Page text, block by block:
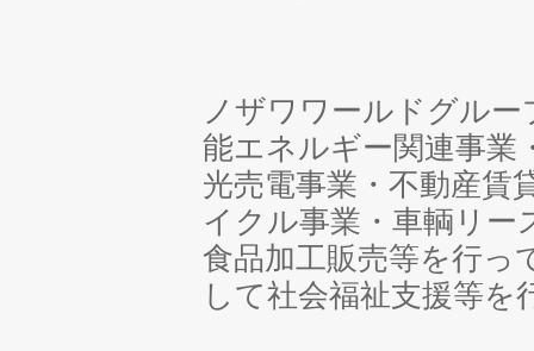
ノザワワールドグル
能エネルギー関連事業
光売電事業・不動産賃
イクル事業・車輌リー
食品加工販売等を行っ
して社会福祉支援等を